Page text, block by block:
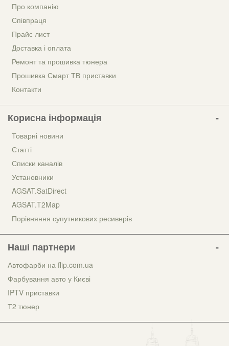
Про компанію
Співпраця
Прайс лист
Доставка і оплата
Ремонт та прошивка тюнера
Прошивка Смарт ТВ приставки
Контакти
Корисна інформація
Товарні новини
Статті
Списки каналів
Установники
AGSAT.SatDirect
AGSAT.T2Map
Порівняння супутникових ресиверів
Наші партнери
Автофарби на flip.com.ua
Фарбування авто у Києві
IPTV приставки
Т2 тюнер